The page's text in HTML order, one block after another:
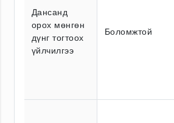
Дансанд
орох мөнгөн
дүнг тогтоох
үйлчилгээ
Боломжтой